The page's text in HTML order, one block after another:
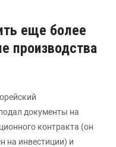
еще более
производства
документы на
контракта (он
на инвестиции) и